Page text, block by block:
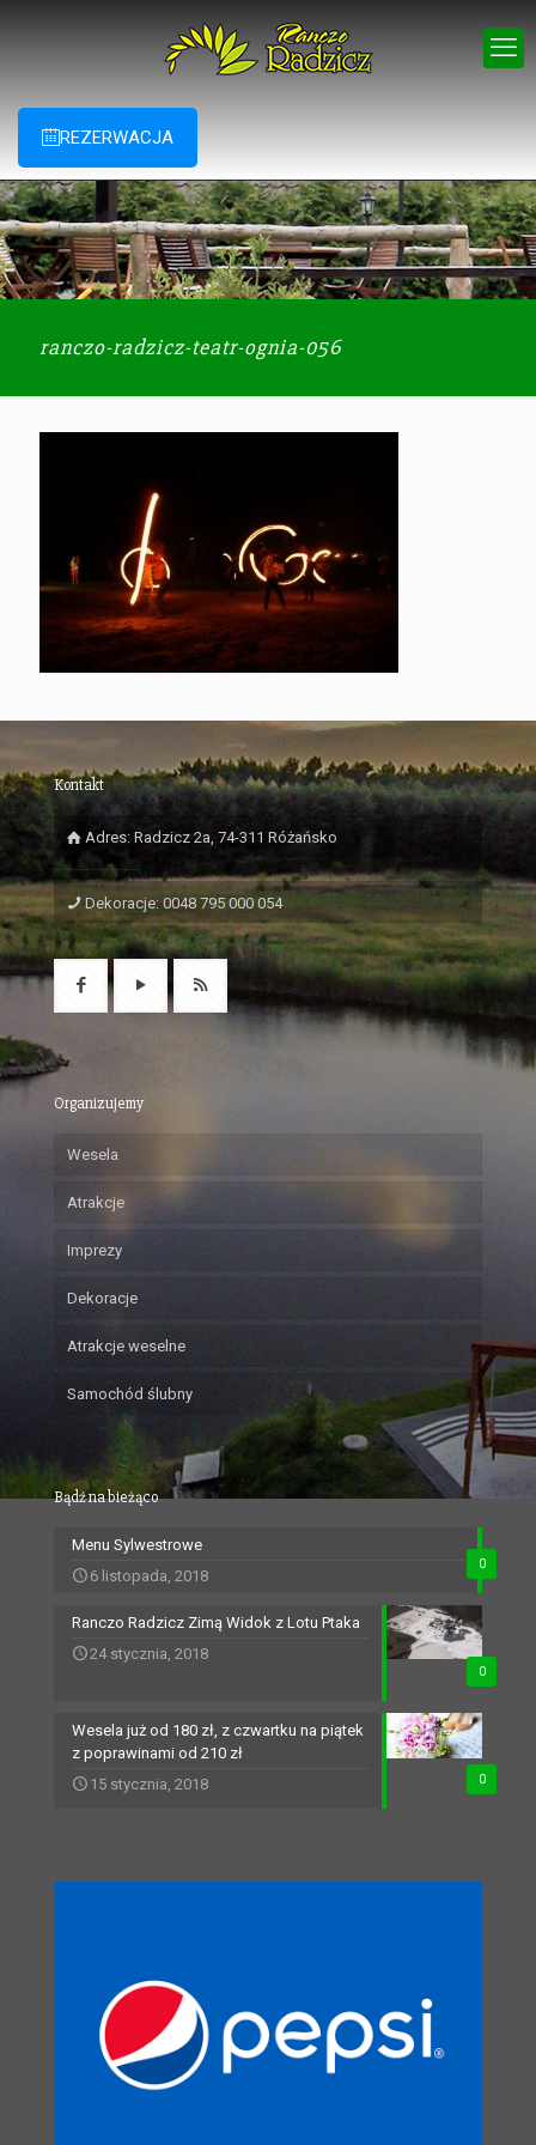
REZERWACJA
ranczo-radzicz-teatr-ognia-056
Kontakt
Adres: Radzicz 2a, 74-311 Różańsko
Dekoracje: 0048 795 000 054
Organizujemy
Wesela
Atrakcje
Imprezy
Dekoracje
Atrakcje weselne
Samochód ślubny
Bądź na bieżąco
0
Menu Sylwestrowe
6 listopada, 2018
0
Ranczo Radzicz Zimą Widok z Lotu Ptaka
24 stycznia, 2018
0
Wesela już od 180 zł, z czwartku na piątek
z poprawinami od 210 zł
15 stycznia, 2018